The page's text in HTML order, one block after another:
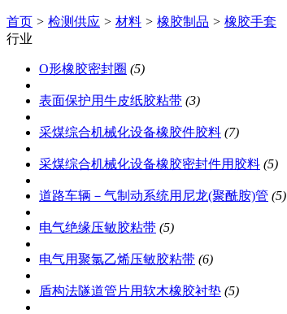
首页 > 检测供应 > 材料 > 橡胶制品 > 橡胶手套
行业
O形橡胶密封圈 (5)
表面保护用牛皮纸胶粘带 (3)
采煤综合机械化设备橡胶件胶料 (7)
采煤综合机械化设备橡胶密封件用胶料 (5)
道路车辆－气制动系统用尼龙(聚酰胺)管 (5)
电气绝缘压敏胶粘带 (5)
电气用聚氯乙烯压敏胶粘带 (6)
盾构法隧道管片用软木橡胶衬垫 (5)